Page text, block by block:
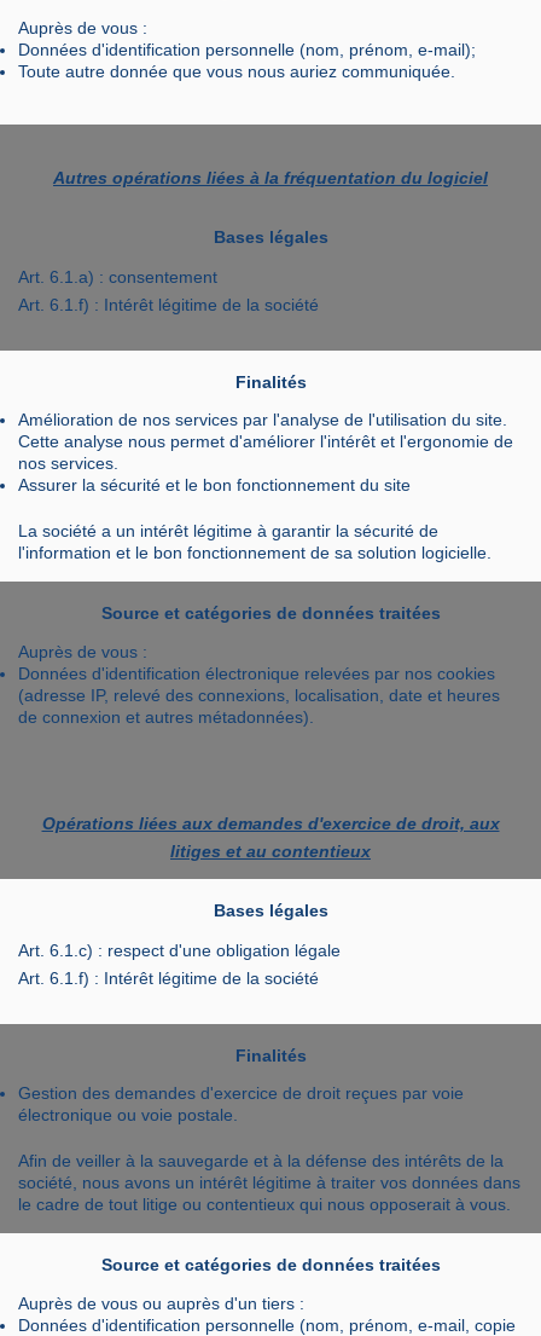
Auprès de vous :
Données d'identification personnelle (nom, prénom, e-mail);
Toute autre donnée que vous nous auriez communiquée.
Autres opérations liées à la fréquentation du logiciel
Bases légales
Art. 6.1.a) : consentement
Art. 6.1.f) : Intérêt légitime de la société
Finalités
Amélioration de nos services par l'analyse de l'utilisation du site.
Cette analyse nous permet d'améliorer l'intérêt et l'ergonomie de
nos services.
Assurer la sécurité et le bon fonctionnement du site
La société a un intérêt légitime à garantir la sécurité de
l'information et le bon fonctionnement de sa solution logicielle.
Source et catégories de données traitées
Auprès de vous :
Données d'identification électronique relevées par nos cookies
(adresse IP, relevé des connexions, localisation, date et heures
de connexion et autres métadonnées).
Opérations liées aux demandes d'exercice de droit, aux
litiges et au contentieux
Bases légales
Art. 6.1.c) : respect d'une obligation légale
Art. 6.1.f) : Intérêt légitime de la société
Finalités
Gestion des demandes d'exercice de droit reçues par voie
électronique ou voie postale.
Afin de veiller à la sauvegarde et à la défense des intérêts de la
société, nous avons un intérêt légitime à traiter vos données dans
le cadre de tout litige ou contentieux qui nous opposerait à vous.
Source et catégories de données traitées
Auprès de vous ou auprès d'un tiers :
Données d'identification personnelle (nom, prénom, e-mail, copie